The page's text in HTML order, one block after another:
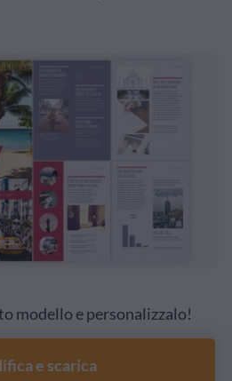
modello e personalizzalo!
e scarica